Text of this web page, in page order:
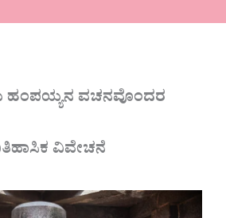
ವಚನವೊಂದರ
ವಿವೇಚನೆ